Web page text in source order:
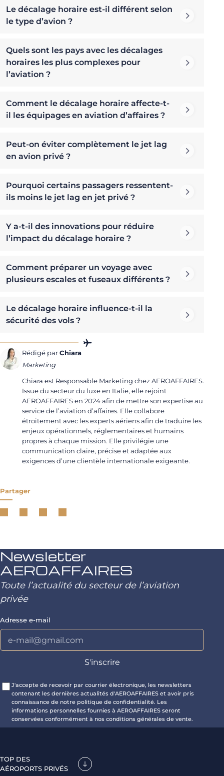
Le décalage horaire est-il différent selon
le type d’avion ?
Quels sont les pays avec les décalages
horaires les plus complexes pour
l’aviation ?
Comment le décalage horaire affecte-t-
il les équipages en aviation d’affaires ?
Peut-on éviter complètement le jet lag
en avion privé ?
Pourquoi certains passagers ressentent-
ils moins le jet lag en jet privé ?
Y a-t-il des innovations pour réduire
l’impact du décalage horaire ?
Comment préparer un voyage avec
plusieurs escales et fuseaux différents ?
Le décalage horaire influence-t-il la
sécurité des vols ?
Rédigé parChiara
Marketing
Chiara est Responsable Marketing chez AEROAFFAIRES.
Issue du secteur du luxe en Italie, elle rejoint
AEROAFFAIRES en 2024 afin de mettre son expertise au
service de l’aviation d’affaires. Elle collabore
étroitement avec les experts aériens afin de traduire les
enjeux opérationnels, réglementaires et humains
propres à chaque mission. Elle privilégie une
communication claire, précise et adaptée aux
exigences d’une clientèle internationale exigeante.
Partager
Newsletter
AEROAFFAIRES
Toute l’actualité du secteur de l’aviation
privée
Adresse e-mail
J'accepte de recevoir par courrier électronique, les newsletters
contenant les dernières actualités d'AEROAFFAIRES et avoir pris
connaissance de notre politique de confidentialité. Les
informations personnelles fournies à AEROAFFAIRES seront
conservées conformément à nos conditions générales de vente.
TOP DES
AÉROPORTS PRIVÉS